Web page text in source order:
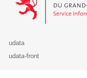
udata
udata-front